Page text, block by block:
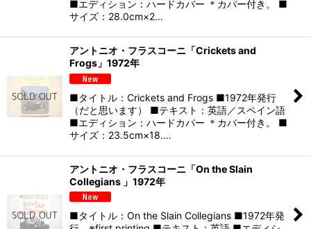
■エディション：ハードカバー ＊カバー付き。 ■
サイズ：28.0cm×2…
アントニオ・フラスコーニ「Crickets and
Frogs」1972年
■タイトル：Crickets and Frogs ■1972年発行
（だと思います） ■テキスト：英語／スペイン語
■エディション：ハードカバー ＊カバー付き。 ■
サイズ：23.5cm×18.…
アントニオ・フラスコーニ「On the Slain
Collegians 」1972年
■タイトル：On the Slain Collegians ■1972年発